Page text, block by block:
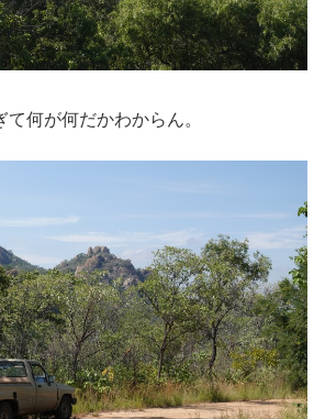
何が何だかわからん。